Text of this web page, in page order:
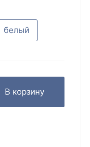
белый
В корзину